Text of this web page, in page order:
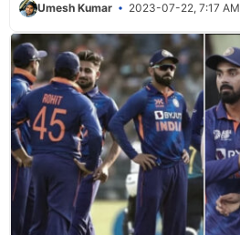
Umesh Kumar 2023-07-22, 7:17 AM